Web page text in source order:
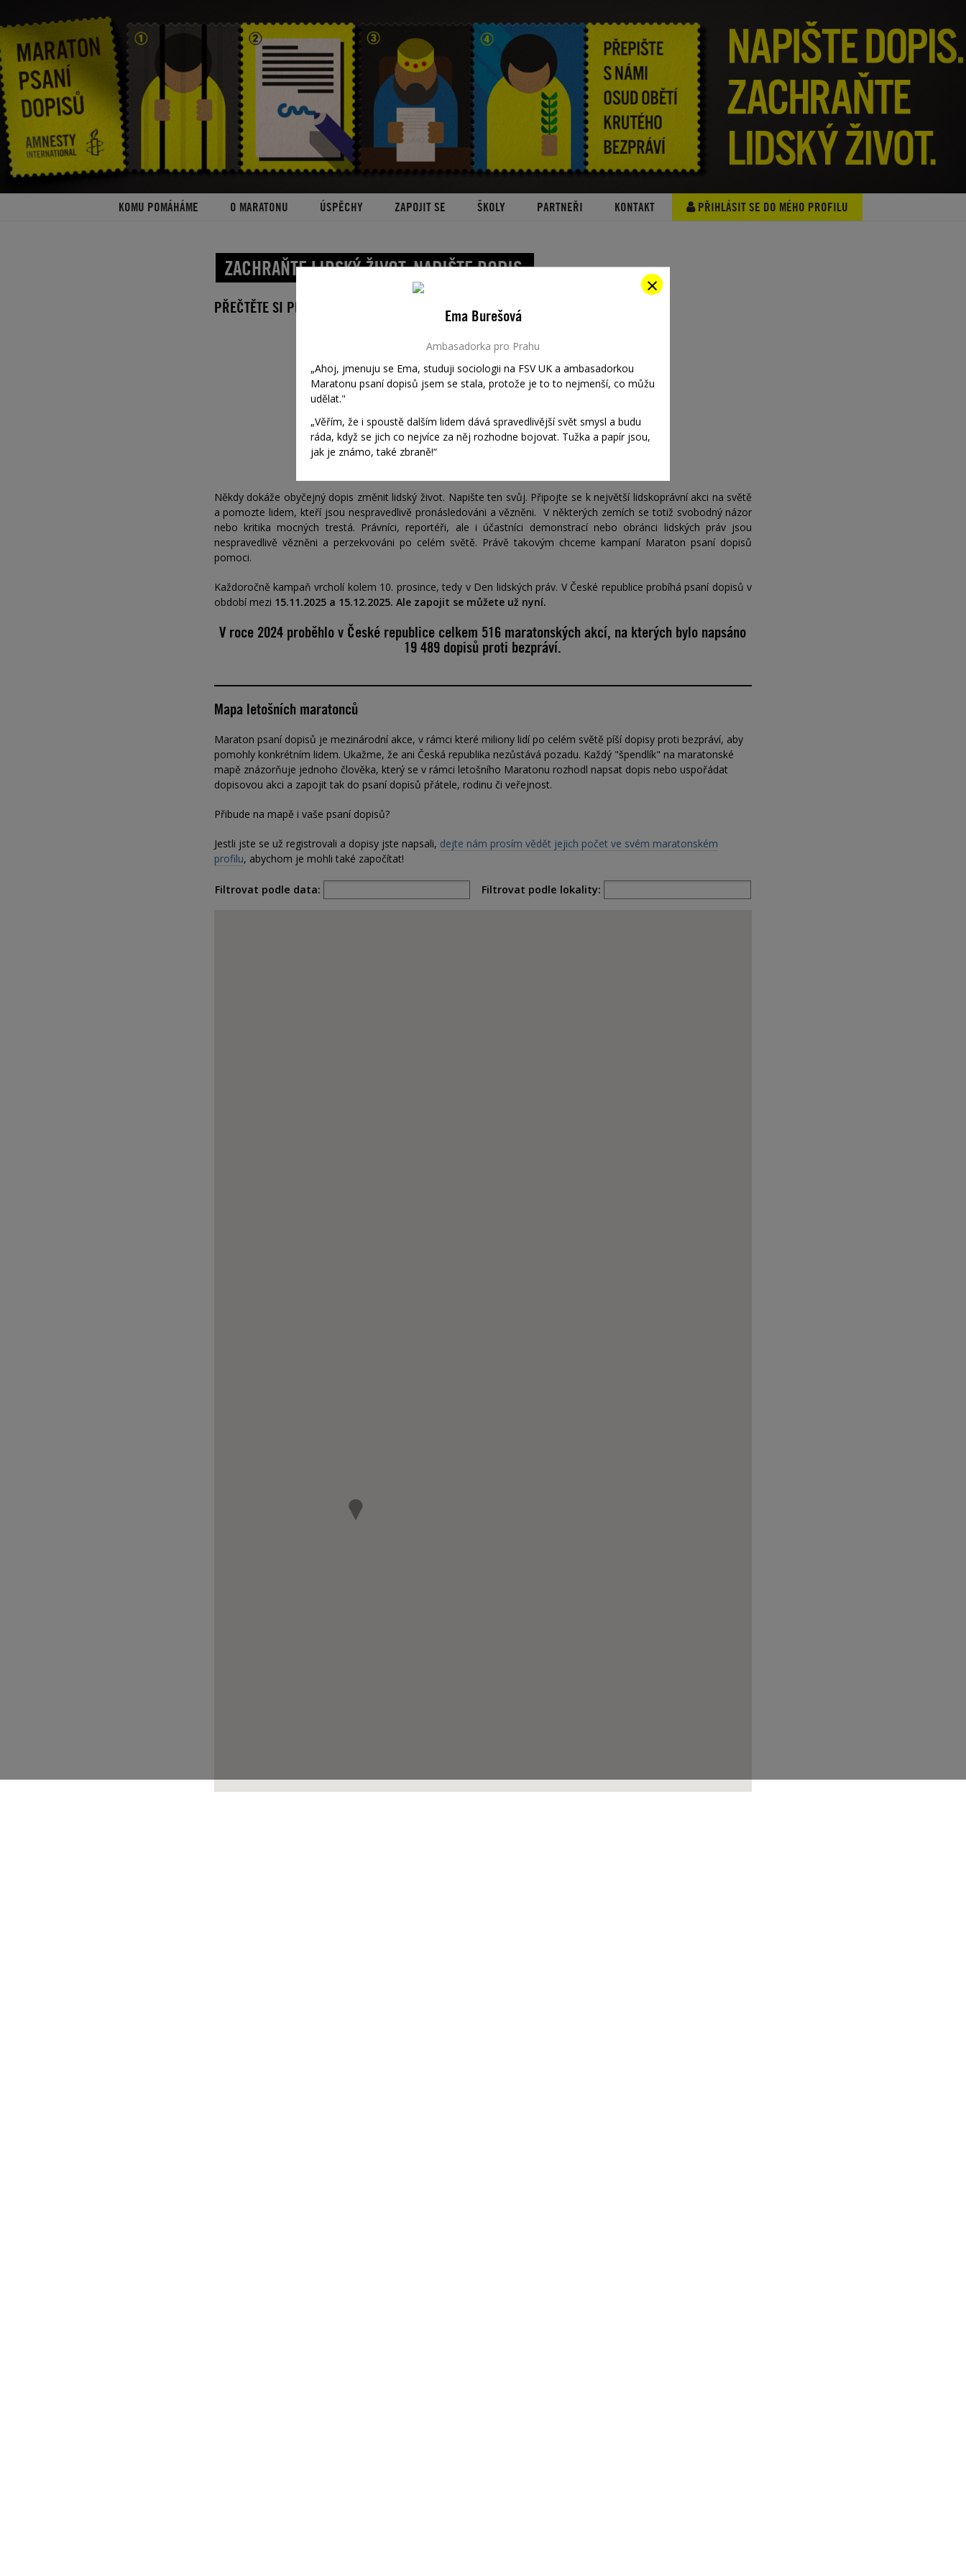
KOMU POMÁHÁME O MARATONU ÚSPĚCHY ZAPOJIT SE ŠKOLY PARTNEŘI KONTAKT PŘIHLÁSIT SE DO MÉHO PROFILU
ZACHRAŇTE LIDSKÝ ŽIVOT. NAPIŠTE DOPIS.
PŘEČTĚTE SI PŘÍBĚHY LIDÍ, KTERÝM LETOS POMÁHÁME
CHCI POMOCT
Někdy dokáže obyčejný dopis změnit lidský život. Napište ten svůj. Připojte se k největší lidskoprávní akci na světě
a pomozte lidem, kteří jsou nespravedlivě pronásledováni a vězněni.V některých zemích se totiž svobodný názor
nebo kritika mocných trestá. Právníci, reportéři, ale i účastníci demonstrací nebo obránci lidských práv jsou
nespravedlivě vězněni a perzekvováni po celém světě. Právě takovým chceme kampaní Maraton psaní dopisů
pomoci.
Každoročně kampaň vrcholí kolem 10. prosince, tedy v Den lidských práv. V České republice probíhá psaní dopisů v
období mezi 15.11.2025 a 15.12.2025. Ale zapojit se můžete už nyní.
V roce 2024 proběhlo v České republice celkem 516 maratonských akcí, na kterých bylo napsáno
19 489 dopisů proti bezpráví.
Mapa letošních maratonců
Maraton psaní dopisů je mezinárodní akce, v rámci které miliony lidí po celém světě píší dopisy proti bezpráví, aby
pomohly konkrétním lidem. Ukažme, že ani Česká republika nezůstává pozadu. Každý "špendlík" na maratonské
mapě znázorňuje jednoho člověka, který se v rámci letošního Maratonu rozhodl napsat dopis nebo uspořádat
dopisovou akci a zapojit tak do psaní dopisů přátele, rodinu či veřejnost.
Přibude na mapě i vaše psaní dopisů?
Jestli jste se už registrovali a dopisy jste napsali, dejte nám prosím vědět jejich počet ve svém maratonském
profilu, abychom je mohli také započítat!
Filtrovat podle data: Filtrovat podle lokality:
×
Ema Burešová
Ambasadorka pro Prahu
„Ahoj, jmenuju se Ema, studuji sociologii na FSV UK a ambasadorkou
Maratonu psaní dopisů jsem se stala, protože je to to nejmenší, co můžu
udělat."
„Věřím, že i spoustě dalším lidem dává spravedlivější svět smysl a budu
ráda, když se jich co nejvíce za něj rozhodne bojovat. Tužka a papír jsou,
jak je známo, také zbraně!“